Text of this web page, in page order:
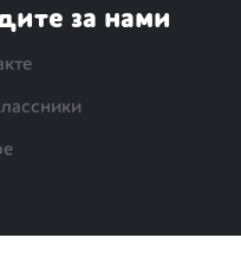
за нами